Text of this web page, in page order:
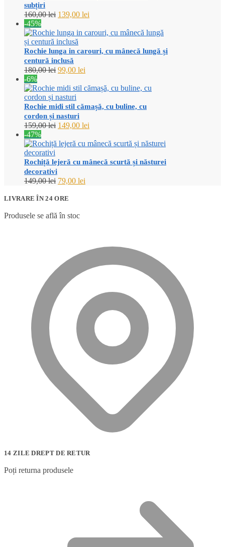
subțiri
160,00lei Prețul
a
fost:
160,00 lei.
139,00 lei
este:
-45%
Rochie lunga in carouri, cu mânecă lungă și
centură inclusă
180,00lei Prețul
a
fost:
180,00 lei.
99,00 lei
este:
-6%
Rochie midi stil cămașă, cu buline, cu
cordon și nasturi
159,00lei Prețul
a
159,00 lei.
149,00 lei
este:
-47%
Rochiță lejeră cu mânecă scurtă și năsturei
decorativi
149,00lei Prețul
a
149,00 lei.
79,00 lei
LIVRARE ÎN 24 ORE
Produsele se află în stoc
14 ZILE DREPT DE RETUR
Poți returna produsele